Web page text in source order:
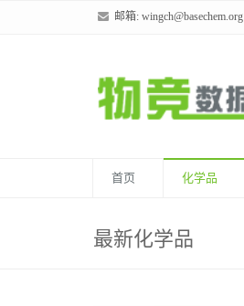
邮箱: wingch@basechem.org
首页 化学品
最新化学品